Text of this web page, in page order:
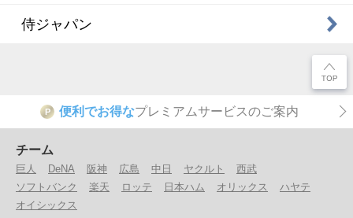
侍ジャパン
P 便利でお得なプレミアムサービスのご案内
チーム
巨人 DeNA 阪神 広島 中日 ヤクルト
西武
ソフトバンク
楽天 ロッテ 日本ハム オリックス
ハヤテ
オイシックス